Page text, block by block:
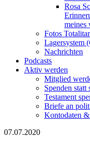
Rosa
meines
Fotos
Lagersystem
Nachrichten
Podcasts
Aktiv werden
Mitglied
Spenden statt
Testament
Briefe an
Kontodaten &
07.07.2020